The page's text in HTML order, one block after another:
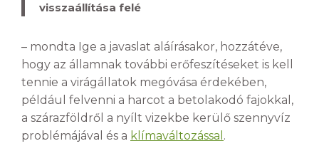
visszaállítása felé
– mondta Ige a javaslat aláírásakor, hozzátéve,
hogy az államnak további erőfeszítéseket is kell
tennie a virágállatok megóvása érdekében,
például felvenni a harcot a betolakodó fajokkal,
a szárazföldről a nyílt vizekbe kerülő szennyvíz
problémájával és a klímaváltozással .